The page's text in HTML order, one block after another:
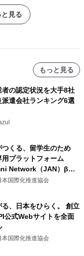
見る
もっと見る
の認定状況を大手8社
遣会社ランキング6選
くる、留学生のため
プラットフォーム
Network（JAN）β版
本国際化推進協会
、日本をひらく。 創立
公式Webサイトを全面
本国際化推進協会